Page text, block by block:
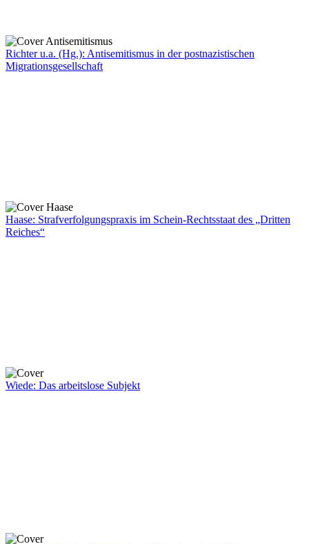
Richter u.a. (Hg.): Antisemitismus in der postnazistischen
Migrationsgesellschaft
Haase: Strafverfolgungspraxis im Schein-Rechtsstaat des „Dritten
Reiches“
Wiede: Das arbeitslose Subjekt